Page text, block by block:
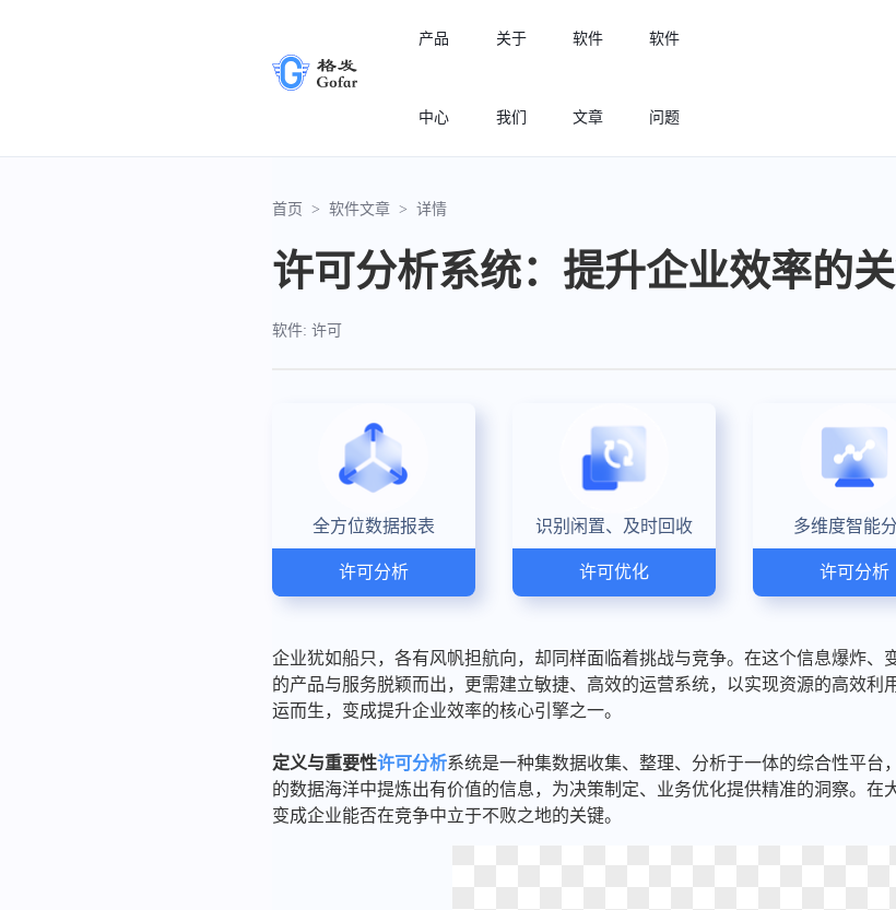
产品
中心
许可分析
实现专业软件许可精细化管理
关于
我们
软件
文章
软件
问题
首页 > 软件文章 > 详情
许可分析系统：提升企业效率的
软件: 许可
全方位数据报表
许可分析
识别闲置、及时回收
许可优化
多维度智能
许可分析
企业犹如船只，各有风帆担航向，却同样面临着挑战与竞争。在这个信息爆炸、
的产品与服务脱颖而出，更需建立敏捷、高效的运营系统，以实现资源的高效利
运而生，变成提升企业效率的核心引擎之一。
定义与重要性许可分析系统是一种集数据收集、整理、分析于一体的综合性平台
的数据海洋中提炼出有价值的信息，为决策制定、业务优化提供精准的洞察。在
变成企业能否在竞争中立于不败之地的关键。